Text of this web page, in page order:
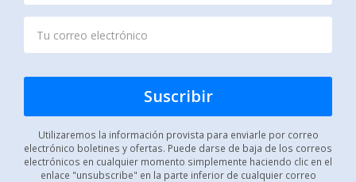
Utilizaremos la información provista para enviarle por correo
electrónico boletines y ofertas. Puede darse de baja de los correos
electrónicos en cualquier momento simplemente haciendo clic en el
enlace "unsubscribe" en la parte inferior de cualquier correo